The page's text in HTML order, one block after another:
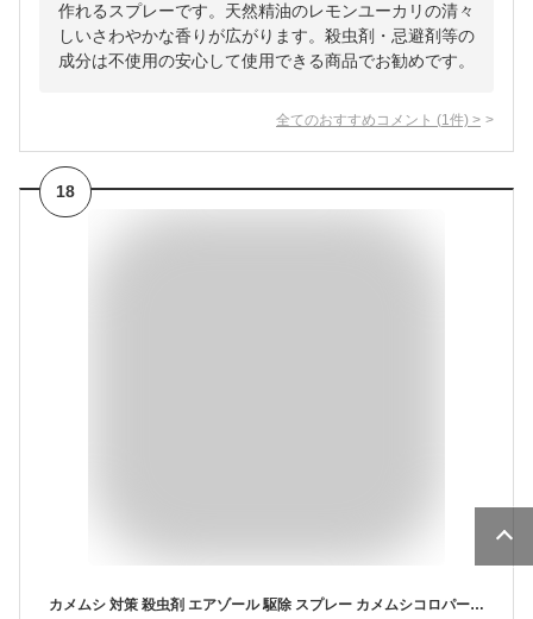
作れるスプレーです。天然精油のレモンユーカリの清々
しいさわやかな香りが広がります。殺虫剤・忌避剤等の
成分は不使用の安心して使用できる商品でお勧めです。
全てのおすすめコメント (1 件) >
18
カメムシ 対策 殺虫剤 エアゾール 駆除 スプレー カメムシコロパー 420ml かめむし退治 クサギカメムシ マルカメムシ キマダラカメムシ